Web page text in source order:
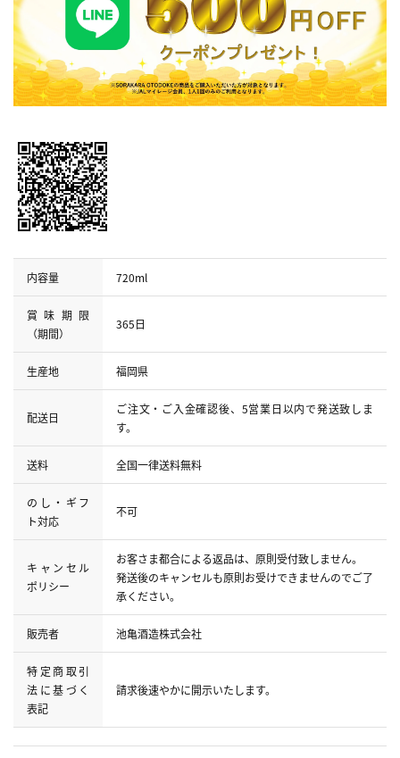
内容量 720ml
賞味期限
（期間）
365日
生産地 福岡県
配送日
ご注文・ご入金確認後、5営業日以内で発送致しま
す。
送料 全国一律送料無料
のし・ギフ
ト対応
不可
キャンセル
ポリシー
お客さま都合による返品は、原則受付致しません。
発送後のキャンセルも原則お受けできませんのでご了
承ください。
販売者 池亀酒造株式会社
特定商取引
法に基づく
表記
請求後速やかに開示いたします。